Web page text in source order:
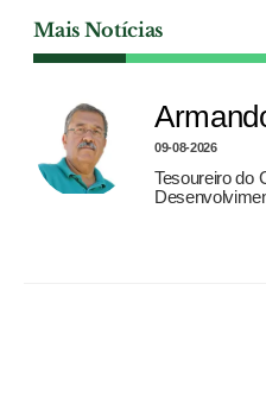
Mais Notícias
09-08-2026
Tesoureiro do